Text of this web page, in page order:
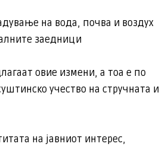
на вода, почва и воздух
заедници
овие измени, а тоа е по
учество на стручната и
на јавниот интерес,